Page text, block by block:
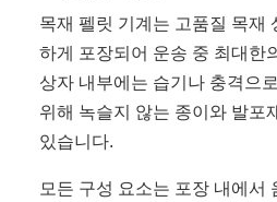
목재 펠릿 기계는 고품질 목재
하게 포장되어 운송 중 최대한
상자 내부에는 습기나 충격으
위해 녹슬지 않는 종이와 발포
있습니다.
모든 구성 요소는 포장 내에서